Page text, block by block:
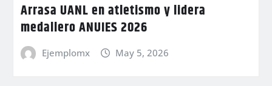
Arrasa UANL en atletismo y lidera
medallero ANUIES 2026
Ejemplomx May 5, 2026